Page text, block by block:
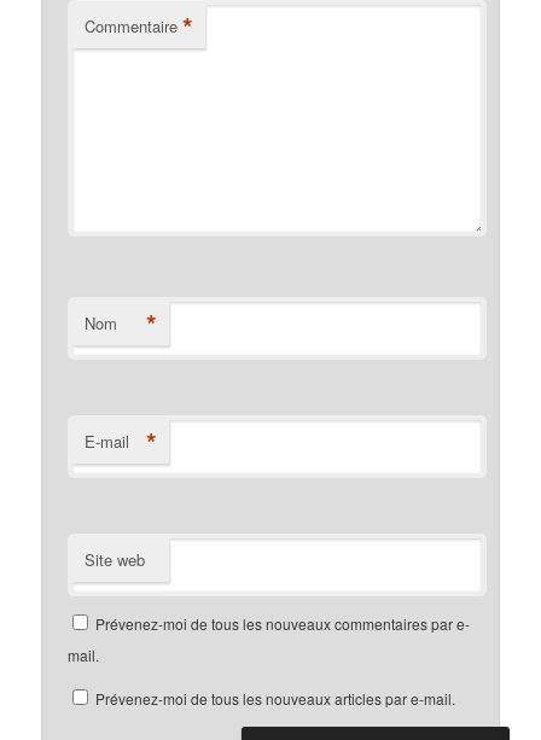
Commentaire *
Nom *
E-mail *
Site web
Prévenez-moi de tous les nouveaux commentaires par e-
mail.
Prévenez-moi de tous les nouveaux articles par e-mail.